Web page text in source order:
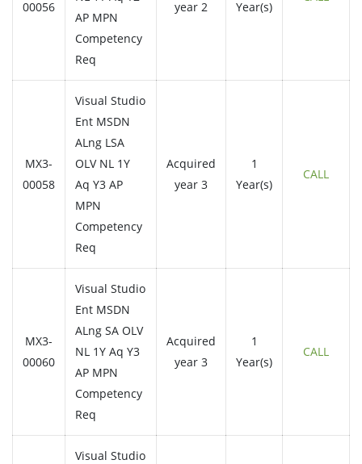
00056
AP MPN
Competency
Req
year 2
Year(s)
MX3-
00058
Visual Studio
Ent MSDN
ALng LSA
OLV NL 1Y
Aq Y3 AP
MPN
Competency
Req
Acquired
year 3
1
Year(s)
CALL
MX3-
00060
Visual Studio
Ent MSDN
ALng SA OLV
NL 1Y Aq Y3
AP MPN
Competency
Req
Acquired
year 3
1
Year(s)
CALL
Visual Studio